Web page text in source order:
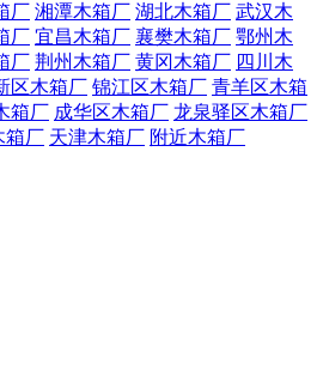
厂 湘潭木箱厂 湖北木箱厂 武汉木
厂 宜昌木箱厂 襄樊木箱厂 鄂州木
厂 荆州木箱厂 黄冈木箱厂 四川木
区木箱厂 锦江区木箱厂 青羊区木箱
箱厂 成华区木箱厂 龙泉驿区木箱厂
箱厂 天津木箱厂 附近木箱厂